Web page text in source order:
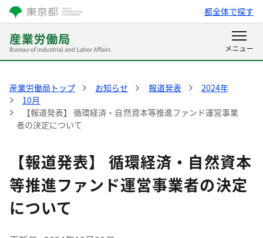
都全体で探す
産業労働局トップ お知らせ 報道発表
2024年
10月
【報道発表】 循環経済・自然資本等推進ファンド運営事業
者の決定について
【報道発表】 循環経済・自然資本
等推進ファンド運営事業者の決定
について